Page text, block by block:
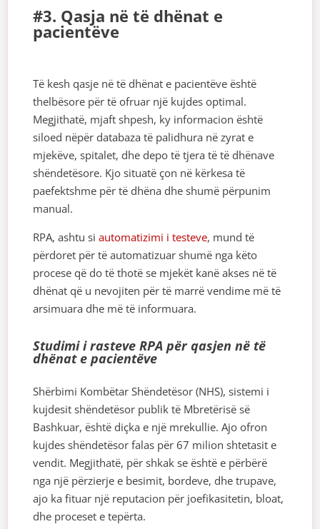
#3. Qasja në të dhënat e
pacientëve
Të kesh qasje në të dhënat e pacientëve është
thelbësore për të ofruar një kujdes optimal.
Megjithatë, mjaft shpesh, ky informacion është
siloed nëpër databaza të palidhura në zyrat e
mjekëve, spitalet, dhe depo të tjera të të dhënave
shëndetësore. Kjo situatë çon në kërkesa të
paefektshme për të dhëna dhe shumë përpunim
manual.
RPA, ashtu siautomatizimi i testeve, mund të
përdoret për të automatizuar shumë nga këto
procese që do të thotë se mjekët kanë akses në të
dhënat që u nevojiten për të marrë vendime më të
arsimuara dhe më të informuara.
Studimi i rasteve RPA për qasjen në të
dhënat e pacientëve
Shërbimi Kombëtar Shëndetësor (NHS), sistemi i
kujdesit shëndetësor publik të Mbretërisë së
Bashkuar, është diçka e një mrekullie. Ajo ofron
kujdes shëndetësor falas për 67 milion shtetasit e
vendit. Megjithatë, për shkak se është e përbërë
nga një përzierje e besimit, bordeve, dhe trupave,
ajo ka fituar një reputacion për joefikasitetin, bloat,
dhe proceset e tepërta.